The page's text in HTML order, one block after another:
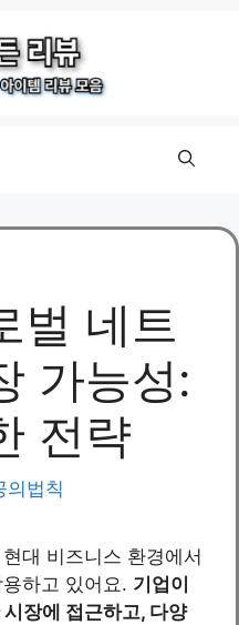
벌 네트
가능성:
전략
의법칙
대 비즈니스 환경에서
하고 있어요. 기업이
장에 접근하고, 다양